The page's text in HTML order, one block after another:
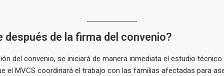
después de la firma del convenio?
del convenio, se iniciará de manera inmediata el estudio
el MVCS coordinará el trabajo con las familias afectadas para